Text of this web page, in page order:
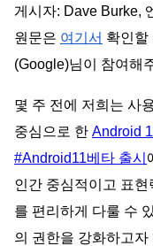
게시자: Dave Burke,
원문은 여기서 확인할
(Google)님이 참여해
몇 주 전에 저희는 사
중심으로 한 Android
#Android11베타 출시
인간 중심적이고 표현
를 편리하게 다룰 수
의 권한을 강화하고